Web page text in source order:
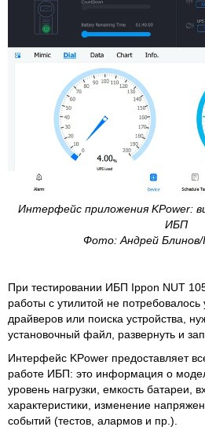
Интерфейс приложения KPower:
ИБП
Фото: Андрей Блинов/
При тестировании ИБП Ippon NUT
работы с утилитой не
драйверов или поиска устройства,
установочный файл, развернуть и
Интерфейс KPower предоставляет
работе ИБП: это информация о
уровень нагрузки, емкость батареи,
характеристики, изменение
событий (тестов, алармов и пр.).